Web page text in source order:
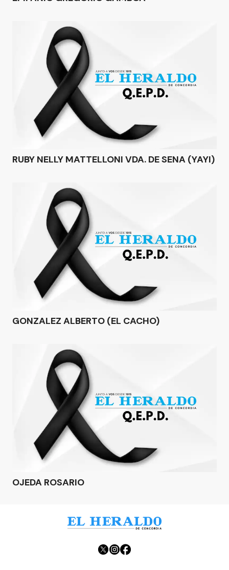
RUBY NELLY MATTELLONI VDA. DE SENA (YAYI)
GONZALEZ ALBERTO (EL CACHO)
OJEDA ROSARIO